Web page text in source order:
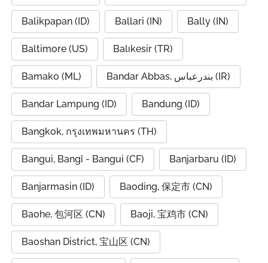
Balikpapan (ID) Ballari (IN) Bally (IN)
Baltimore (US) Balıkesir (TR)
Bamako (ML) Bandar Abbas, بندرعباس (IR)
Bandar Lampung (ID) Bandung (ID)
Bangkok, กรุงเทพมหานคร (TH)
Bangui, Bangî - Bangui (CF) Banjarbaru (ID)
Banjarmasin (ID) Baoding, 保定市 (CN)
Baohe, 包河区 (CN) Baoji, 宝鸡市 (CN)
Baoshan District, 宝山区 (CN)